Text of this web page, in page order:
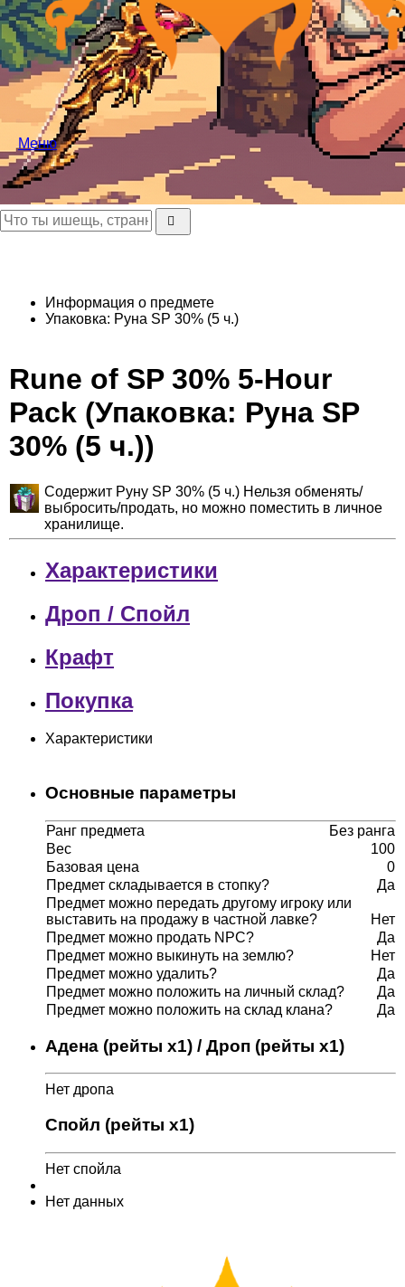
Меню
Информация о предмете
Упаковка: Руна SP 30% (5 ч.)
Rune of SP 30% 5-Hour
Pack (Упаковка: Руна SP
30% (5 ч.))
Содержит Руну SP 30% (5 ч.) Нельзя обменять/
выбросить/продать, но можно поместить в личное
хранилище.
Характеристики
Дроп / Спойл
Крафт
Покупка
Характеристики
Основные параметры
Ранг предмета
Без ранга
Вес
100
Базовая цена
0
Предмет складывается в стопку?
Да
Предмет можно передать другому игроку или
выставить на продажу в частной лавке?
Нет
Предмет можно продать NPC?
Да
Предмет можно выкинуть на землю?
Нет
Предмет можно удалить?
Да
Предмет можно положить на личный склад?
Да
Предмет можно положить на склад клана?
Да
Адена (рейты x1) / Дроп (рейты x1)
Нет дропа
Спойл (рейты x1)
Нет спойла
Нет данных